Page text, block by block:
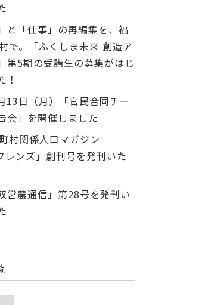
と「仕事」の再編集を、福
で。「ふくしま未来 創造ア
第5期の受講生の募集がはじ
！
13日（月）「官民合同チー
会」を開催しました
村関係人口マガジン
レンズ」創刊号を発刊いた
営農通信」第28号を発刊い